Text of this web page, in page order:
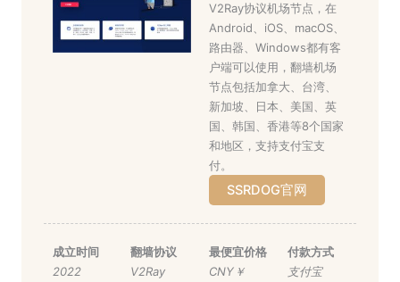
V2Ray协议机场节点，在
Android、iOS、macOS、
路由器、Windows都有客
户端可以使用，翻墙机场
节点包括加拿大、台湾、
新加坡、日本、美国、英
国、韩国、香港等8个国家
和地区，支持支付宝支
付。
SSRDOG官网
成立时间
2022
翻墙协议
V2Ray
最便宜价格
CNY￥
付款方式
支付宝